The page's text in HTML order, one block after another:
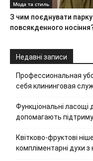
Мода та стиль
З чим поєднувати
повсякденного
Недавні записи
Профессиональная
себя клининговая
Функціональні ласощі
допомагають
Квітково-фруктові
компліментарні духи